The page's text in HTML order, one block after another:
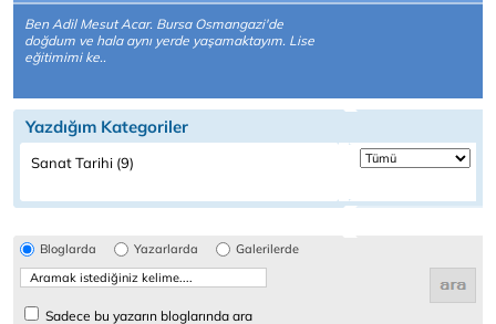
Ben Adil Mesut Acar. Bursa Osmangazi'de
doğdum ve hala aynı yerde yaşamaktayım. Lise
eğitimimi ke..
Yazdığım Kategoriler
Sanat Tarihi (9)
Bloglarda Yazarlarda Galerilerde
Sadece bu yazarın bloglarında ara